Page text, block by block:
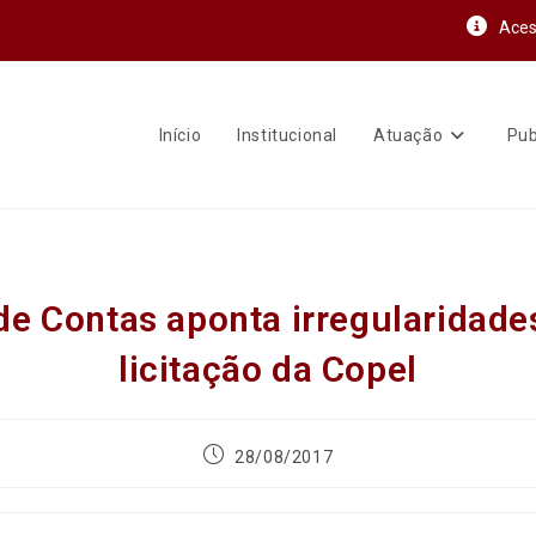
Início Institucional Atuação
Contas aponta
licitação da Copel
28/08/2017